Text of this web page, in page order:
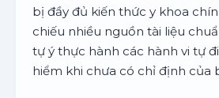
bị đầy đủ kiến thức y khoa
chiếu nhiều nguồn tài liệu
tự ý thực hành các hành vi tự
hiểm khi chưa có chỉ định của